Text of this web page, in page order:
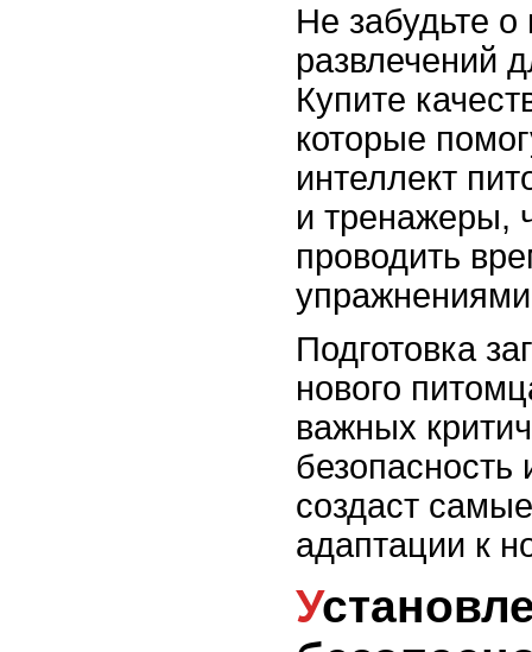
Не забудьте о
развлечений
Купите
которые
интеллект
и тренажеры,
проводить
Подготовка
нового
важных
создаст
адаптации к
Установление и подготовка